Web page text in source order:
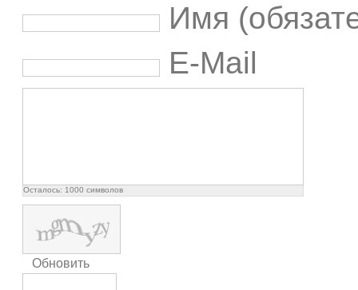
Имя
E-Mail
Осталось: 1000 символов
Обновить